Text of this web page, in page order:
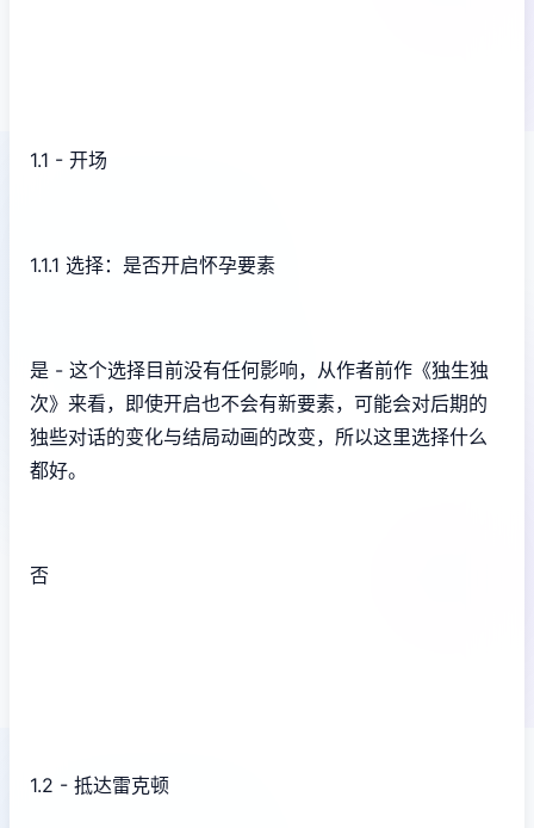
1.1 - 开场
1.1.1 选择：是否开启怀孕要素
是 - 这个选择目前没有任何影响，从作者前作《独生独
次》来看，即使开启也不会有新要素，可能会对后期的
独些对话的变化与结局动画的改变，所以这里选择什么
都好。
否
1.2 - 抵达雷克顿